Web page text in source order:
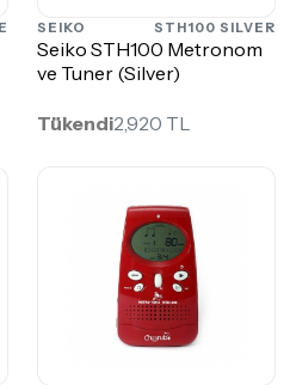
SEIKO STH100 SILVER
Seiko STH100 Metronom
ve Tuner (Silver)
Tükendi2,920 TL